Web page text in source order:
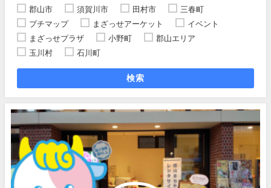
郡山市 須賀川市 田村市
三春町
プチマップ
まざっせアーケット
イベント
まざっせプラザ
小野町
郡山エリア
玉川村
石川町
検索